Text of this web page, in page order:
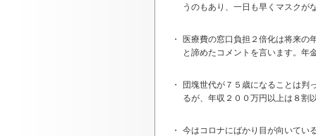
うのもあり、一日も早くマスクが
・
医療費の窓口負担２倍化は将来の
と諦めたコメントを言います。年
・
団塊世代が７５歳になることは判
るが、年収２００万円以上は８割
・
今はコロナにばかり目が向いてい